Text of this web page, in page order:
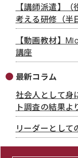
【講師派遣】
考える研修（半
【動画教材】
講座
最新コラム
社会人として身
ト調査の結果よ
リーダーとして